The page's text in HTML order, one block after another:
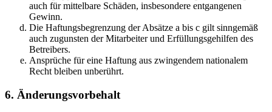
auch für mittelbare Schäden, insbesondere entgangenen
Gewinn.
Die Haftungsbegrenzung der Absätze a bis c gilt sinngemäß
auch zugunsten der Mitarbeiter und Erfüllungsgehilfen des
Betreibers.
Ansprüche für eine Haftung aus zwingendem nationalem
Recht bleiben unberührt.
6. Änderungsvorbehalt